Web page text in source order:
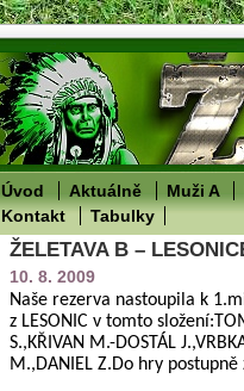
Úvod Aktuálně Muži A
Kontakt
Tabulky
ŽELETAVA B –
10. 8. 2009
Naše rezerva nastoupila k
z LESONIC v tomto
S.,KŘIVAN M.-DOSTÁL
M.,DANIEL Z.Do hry postupně